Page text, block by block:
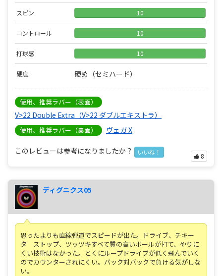
スピン 10
コントロール 10
打球感 10
硬度 硬め（セミハード）
使用、推奨ラバー（表面）
V>22 Double Extra（V>22 ダブルエキストラ）
使用、推奨ラバー（裏面） ヴェガ X
このレビューは参考になりましたか？ いいね！
8
ディグニクス05
思ったよりも直線弾道でスピードが出た。ドライブ、チキー
タ ストップ、ツッツキすべて質の高いボールが打て、やりに
くい技術はなかった。とくにループドライブが低く飛んでいく
のでカウンターされにくい。バック対バックで負ける気がしな
い。